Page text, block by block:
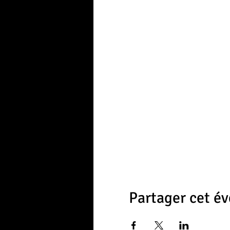
Partager cet